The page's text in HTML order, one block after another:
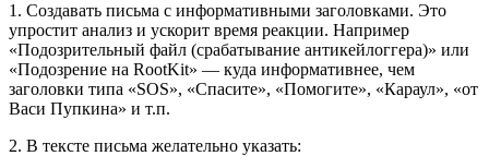
1. Создавать письма с информативными заголовками. Это
упростит анализ и ускорит время реакции. Например
«Подозрительный файл (срабатывание антикейлоггера)» или
«Подозрение на RootKit» — куда информативнее, чем
заголовки типа «SOS», «Спасите», «Помогите», «Караул», «от
Васи Пупкина» и т.п.
2. В тексте письма желательно указать: